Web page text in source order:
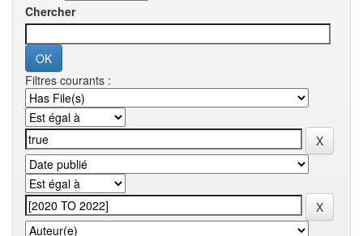
Chercher
Filtres courants :